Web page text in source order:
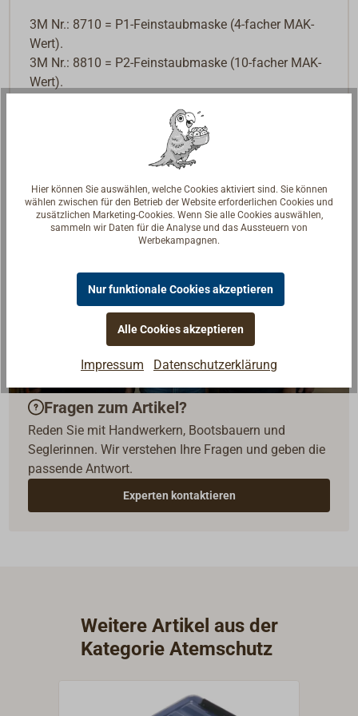
3M Nr.: 8710 = P1-Feinstaubmaske (4-facher MAK-
Wert).
3M Nr.: 8810 = P2-Feinstaubmaske (10-facher MAK-
Wert).
Fragen zum Artikel?
Reden Sie mit Handwerkern, Bootsbauern und
Seglerinnen. Wir verstehen Ihre Fragen und geben die
passende Antwort.
Experten kontaktieren
Weitere Artikel aus der
Kategorie Atemschutz
Hier können Sie auswählen, welche Cookies aktiviert sind. Sie können
wählen zwischen für den Betrieb der Website erforderlichen Cookies und
zusätzlichen Marketing-Cookies. Wenn Sie alle Cookies auswählen,
sammeln wir Daten für die Analyse und das Aussteuern von
Werbekampagnen.
Nur funktionale Cookies akzeptieren
Alle Cookies akzeptieren
Impressum Datenschutzerklärung